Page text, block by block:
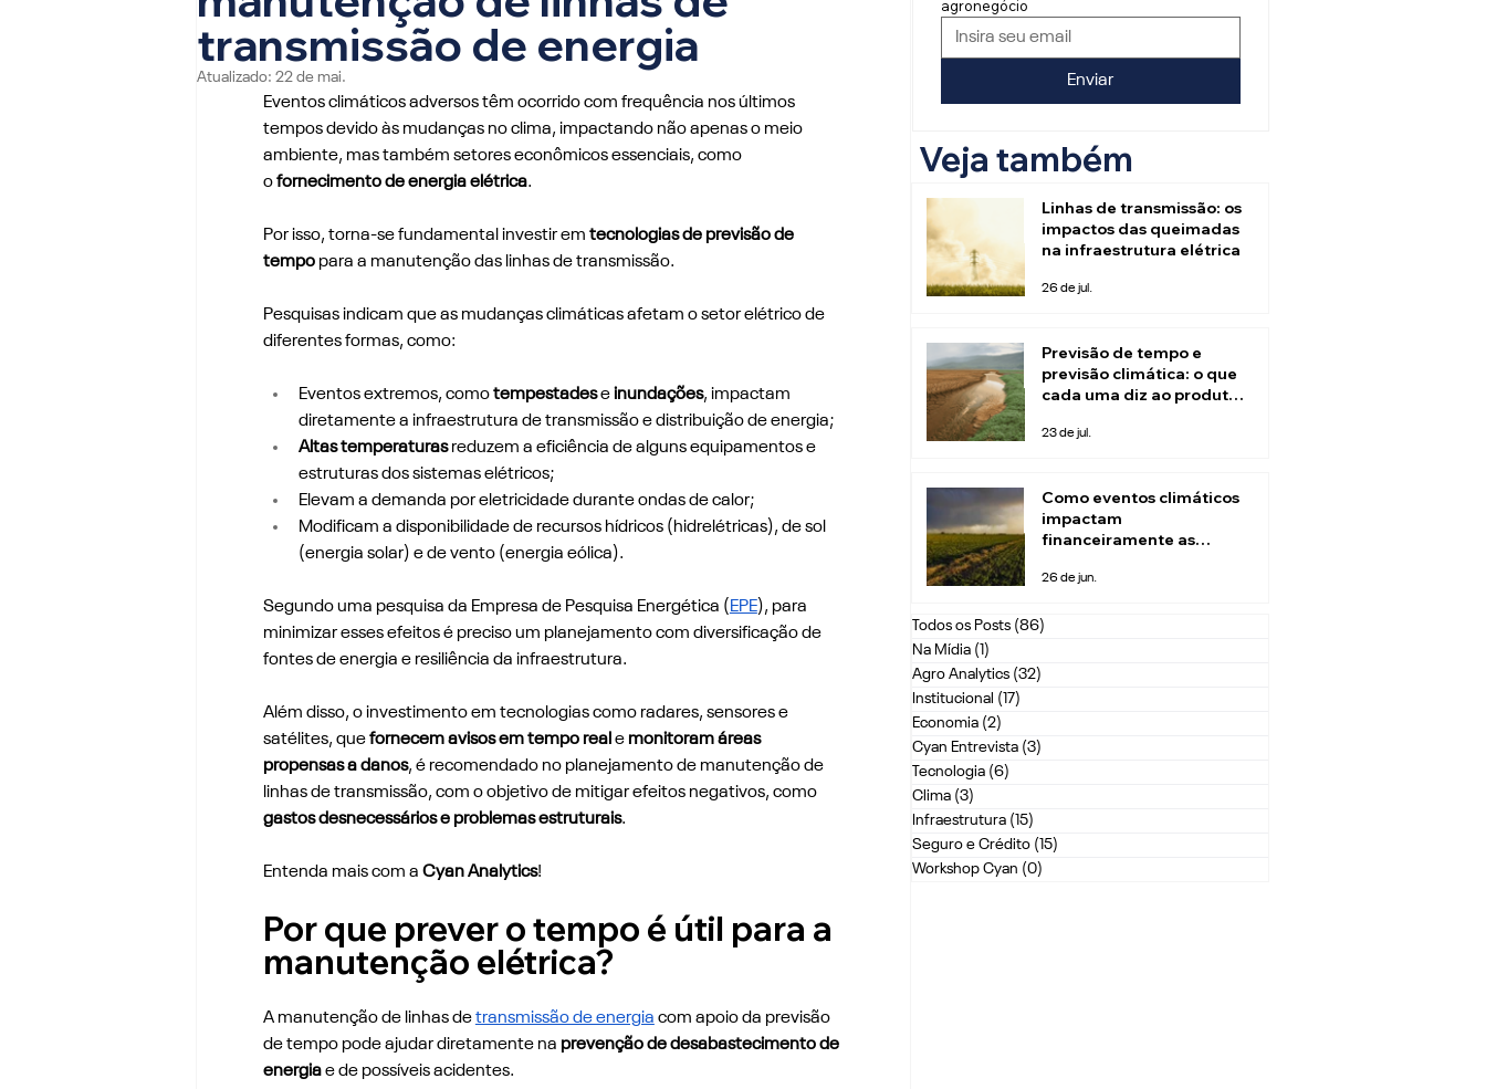
transmissão de energia
Atualizado: 22 de mai.
Eventos climáticos adversos têm ocorrido com frequência nos últimos
tempos devido às mudanças no clima, impactando não apenas o meio
ambiente, mas também setores econômicos essenciais, como
o fornecimento de energia elétrica.
Por isso, torna-se fundamental investir em tecnologias de previsão de
tempo para a manutenção das linhas de transmissão.
Pesquisas indicam que as mudanças climáticas afetam o setor elétrico de
diferentes formas, como:
Eventos extremos, como tempestades e inundações, impactam
diretamente a infraestrutura de transmissão e distribuição de energia;
Altas temperaturas reduzem a eficiência de alguns equipamentos e
estruturas dos sistemas elétricos;
Elevam a demanda por eletricidade durante ondas de calor;
Modificam a disponibilidade de recursos hídricos (hidrelétricas), de sol
(energia solar) e de vento (energia eólica).
Segundo uma pesquisa da Empresa de Pesquisa Energética ( EPE), para
minimizar esses efeitos é preciso um planejamento com diversificação de
fontes de energia e resiliência da infraestrutura.
Além disso, o investimento em tecnologias como radares, sensores e
satélites, que fornecem avisos em tempo real e monitoram áreas
propensas a danos, é recomendado no planejamento de manutenção de
linhas de transmissão, com o objetivo de mitigar efeitos negativos, como
gastos desnecessários e problemas estruturais.
Entenda mais com a Cyan Analytics!
Por que prever o tempo é útil para a
manutenção elétrica?
A manutenção de linhas de transmissão de energia com apoio da previsão
de tempo pode ajudar diretamente na prevenção de desabastecimento de
energia e de possíveis acidentes.
agronegócio
Enviar
Veja também
Linhas de transmissão: os
impactos das queimadas
na infraestrutura elétrica
26 de jul.
Previsão de tempo e
previsão climática: o que
cada uma diz ao produtor
23 de jul.
Como eventos climáticos
impactam
financeiramente as
26 de jun.
Todos os Posts (86)
Na Mídia (1)
Agro Analytics (32)
Institucional (17)
Economia (2)
Cyan Entrevista (3)
Tecnologia (6)
Clima (3)
Infraestrutura (15)
Seguro e Crédito (15)
Workshop Cyan (0)